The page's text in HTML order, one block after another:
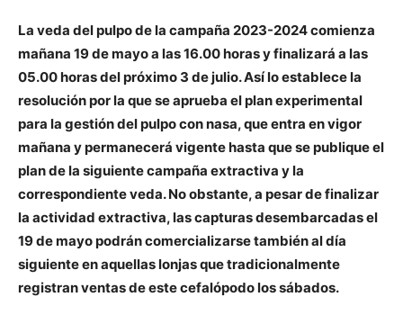
La veda del pulpo de la campaña 2023-2024 comienza
mañana 19 de mayo a las 16.00 horas y finalizará a las
05.00 horas del próximo 3 de julio. Así lo establece la
resolución por la que se aprueba el plan experimental
para la gestión del pulpo con nasa, que entra en vigor
mañana y permanecerá vigente hasta que se publique el
plan de la siguiente campaña extractiva y la
correspondiente veda. No obstante, a pesar de finalizar
la actividad extractiva, las capturas desembarcadas el
19 de mayo podrán comercializarse también al día
siguiente en aquellas lonjas que tradicionalmente
registran ventas de este cefalópodo los sábados.